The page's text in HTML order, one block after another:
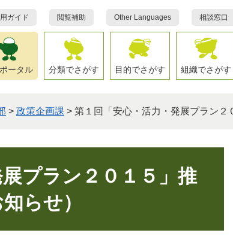
ガイド 閲覧補助 Other Languages 相談窓口
ータル 分類でさがす 目的でさがす 組織でさがす
> 政策企画課 > 第１回「安心・活力・発展プラン２
プラン２０１５」推
らせ）